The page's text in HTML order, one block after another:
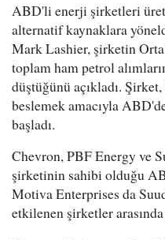
ABD'li enerji şirketleri
alternatif kaynaklara
Mark Lashier, şirketin Orta
toplam ham petrol
düştüğünü açıkladı.
beslemek amacıyla
başladı.
Chevron, PBF Energy ve
şirketinin sahibi olduğu
Motiva Enterprises da
etkilenen şirketler arasında